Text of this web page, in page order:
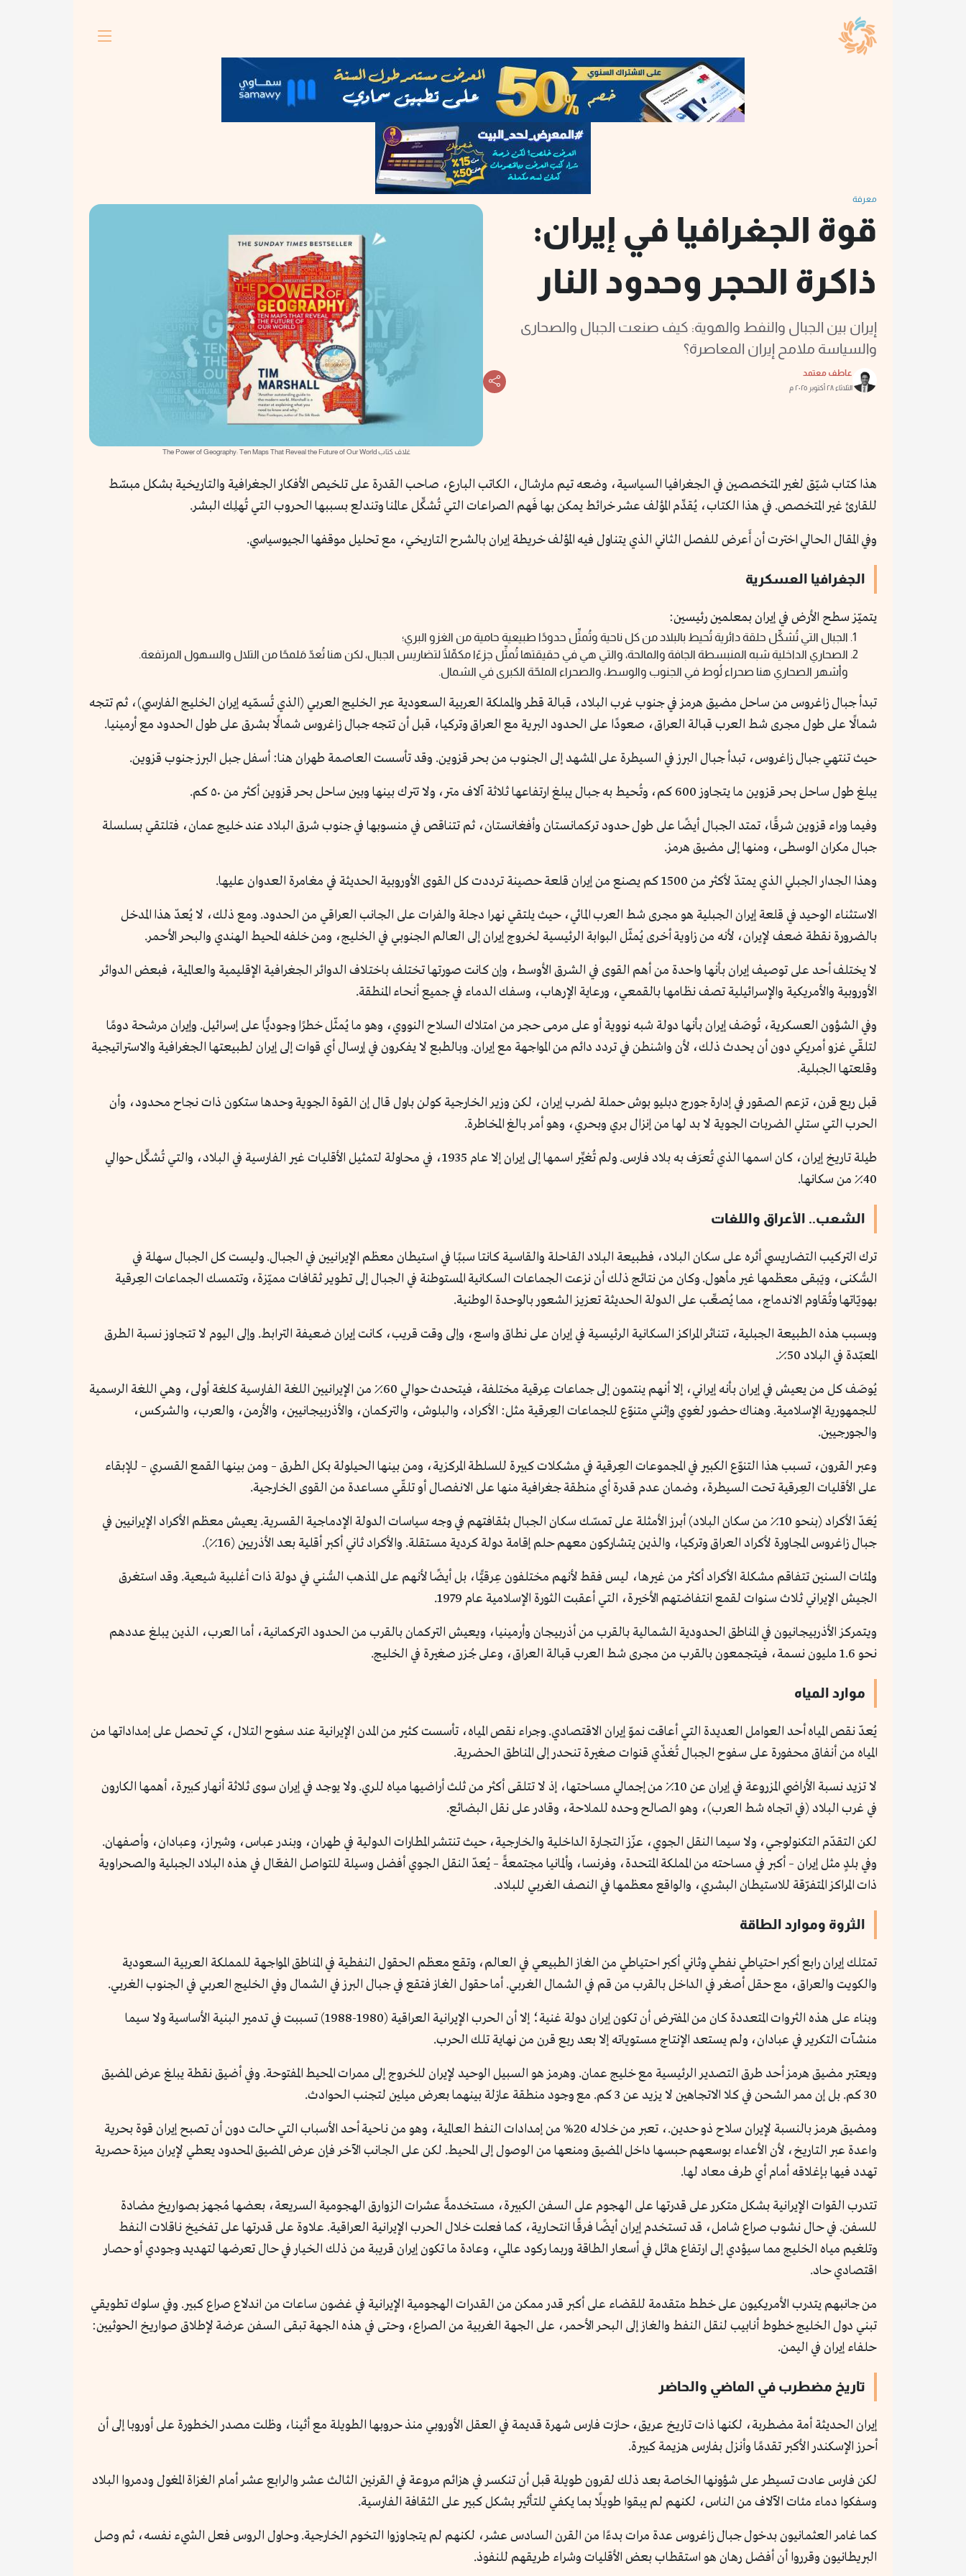
معرفة
قوة الجغرافيا في إيران:
ذاكرة الحجر وحدود النار
إيران بين الجبال والنفط والهوية: كيف صنعت الجبال والصحارى
والسياسة ملامح إيران المعاصرة؟
عاطف معتمد
الثلاثاء ٢٨ أكتوبر ٢٠٢٥ م
غلاف كتاب The Power of Geography: Ten Maps That Reveal the Future of Our World
هذا كتاب شيّق لغير المتخصصين في الجغرافيا السياسية، وضعه تيم مارشال، الكاتب البارع، صاحب القدرة على تلخيص الأفكار الجغرافية والتاريخية بشكل مبسّط
للقارئ غير المتخصص. في هذا الكتاب، يُقدِّم المؤلف عشر خرائط يمكن بها فَهم الصراعات التي تُشكِّل عالمنا وتندلع بسببها الحروب التي تُهلِك البشر.
وفي المقال الحالي اخترت أن أَعرض للفصل الثاني الذي يتناول فيه المؤلف خريطة إيران بالشرح التاريخي، مع تحليل موقفها الجيوسياسي.
الجغرافيا العسكرية
يتميّز سطح الأرض في إيران بمعلمين رئيسين:
الجبال التي تُشكِّل حلقة دائرية تُحيط بالبلاد من كل ناحية وتُمثِّل حدودًا طبيعية حامية من الغزو البري؛
الصحاري الداخلية شبه المنبسطة الجافة والمالحة، والتي هي في حقيقتها تُمثِّل جزءًا مكمِّلًا لتضاريس الجبال، لكن هنا تُعدّ مَلمحًا من التلال والسهول المرتفعة.
وأشهر الصحاري هنا صحراء لُوط في الجنوب والوسط، والصحراء الملحّة الكبرى في الشمال.
تبدأ جبال زاغروس من ساحل مضيق هرمز في جنوب غرب البلاد، قبالة قطر والمملكة العربية السعودية عبر الخليج العربي (الذي تُسمّيه إيران الخليج الفارسي)، ثم تتجه
شمالًا على طول مجرى شط العرب قبالة العراق، صعودًا على الحدود البرية مع العراق وتركيا، قبل أن تتجه جبال زاغروس شمالًا بشرق على طول الحدود مع أرمينيا.
حيث تنتهي جبال زاغروس، تبدأ جبال البرز في السيطرة على المشهد إلى الجنوب من بحر قزوين. وقد تأسست العاصمة طهران هنا: أسفل جبل البرز جنوب قزوين.
يبلغ طول ساحل بحر قزوين ما يتجاوز 600 كم، وتُحيط به جبال يبلغ ارتفاعها ثلاثة آلاف متر، ولا تترك بينها وبين ساحل بحر قزوين أكثر من ٥٠ كم.
وفيما وراء قزوين شرقًا، تمتد الجبال أيضًا على طول حدود تركمانستان وأفغانستان، ثم تتناقص في منسوبها في جنوب شرق البلاد عند خليج عمان، فتلتقي بسلسلة
جبال مكران الوسطى، ومنها إلى مضيق هرمز.
وهذا الجدار الجبلي الذي يمتدّ لأكثر من 1500 كم يصنع من إيران قلعة حصينة ترددت كل القوى الأوروبية الحديثة في مغامرة العدوان عليها.
الاستثناء الوحيد في قلعة إيران الجبلية هو مجرى شط العرب المائي، حيث يلتقي نهرا دجلة والفرات على الجانب العراقي من الحدود. ومع ذلك، لا يُعدّ هذا المدخل
بالضرورة نقطة ضعف لإيران، لأنه من زاوية أخرى يُمثّل البوابة الرئيسية لخروج إيران إلى العالم الجنوبي في الخليج، ومن خلفه المحيط الهندي والبحر الأحمر.
لا يختلف أحد على توصيف إيران بأنها واحدة من أهم القوى في الشرق الأوسط، وإن كانت صورتها تختلف باختلاف الدوائر الجغرافية الإقليمية والعالمية، فبعض الدوائر
الأوروبية والأمريكية والإسرائيلية تصف نظامها بالقمعي، ورعاية الإرهاب، وسفك الدماء في جميع أنحاء المنطقة.
وفي الشؤون العسكرية، تُوصَف إيران بأنها دولة شبه نووية أو على مرمى حجر من امتلاك السلاح النووي، وهو ما يُمثّل خطرًا وجوديًّا على إسرائيل. وإيران مرشحة دومًا
لتلقّي غزو أمريكي دون أن يحدث ذلك، لأن واشنطن في تردد دائم من المواجهة مع إيران. وبالطبع لا يفكرون في إرسال أي قوات إلى إيران لطبيعتها الجغرافية والاستراتيجية
وقلعتها الجبلية.
قبل ربع قرن، تزعم الصقور في إدارة جورج دبليو بوش حملة لضرب إيران، لكن وزير الخارجية كولن باول قال إن القوة الجوية وحدها ستكون ذات نجاح محدود، وأن
الحرب التي ستلي الضربات الجوية لا بد لها من إنزال بري وبحري، وهو أمر بالغ المخاطرة.
طيلة تاريخ إيران، كان اسمها الذي تُعرَف به بلاد فارس. ولم تُغيِّر اسمها إلى إيران إلا عام 1935، في محاولة لتمثيل الأقليات غير الفارسية في البلاد، والتي تُشكِّل حوالي
40٪ من سكانها.
الشعب.. الأعراق واللغات
ترك التركيب التضاريسي أثره على سكان البلاد، فطبيعة البلاد القاحلة والقاسية كانتا سببًا في استيطان معظم الإيرانيين في الجبال. وليست كل الجبال سهلة في
السُّكنى، ويَبقى معظمها غير مأهول. وكان من نتائج ذلك أن نزعت الجماعات السكانية المستوطنة في الجبال إلى تطوير ثقافات مميّزة، وتتمسك الجماعات العِرقية
بهويّاتها وتُقاوم الاندماج، مما يُصعِّب على الدولة الحديثة تعزيز الشعور بالوحدة الوطنية.
وبسبب هذه الطبيعة الجبلية، تتناثر المراكز السكانية الرئيسية في إيران على نطاق واسع، وإلى وقت قريب، كانت إيران ضعيفة الترابط. وإلى اليوم لا تتجاوز نسبة الطرق
المعبّدة في البلاد 50٪.
يُوصَف كل من يعيش في إيران بأنه إيراني، إلا أنهم ينتمون إلى جماعات عِرقية مختلفة، فيتحدث حوالي 60٪ من الإيرانيين اللغة الفارسية كلغة أولى، وهي اللغة الرسمية
للجمهورية الإسلامية. وهناك حضور لغوي وإثني متنوّع للجماعات العِرقية مثل: الأكراد، والبلوش، والتركمان، والأذربيجانيين، والأرمن، والعرب، والشركس،
والجورجيين.
وعبر القرون، تسبب هذا التنوّع الكبير في المجموعات العِرقية في مشكلات كبيرة للسلطة المركزية، ومن بينها الحيلولة بكل الطرق – ومن بينها القمع القسري – للإبقاء
على الأقليات العِرقية تحت السيطرة، وضمان عدم قدرة أي منطقة جغرافية منها على الانفصال أو تلقّي مساعدة من القوى الخارجية.
يُعَدّ الأكراد (بنحو 10٪ من سكان البلاد) أبرز الأمثلة على تمسّك سكان الجبال بثقافتهم في وجه سياسات الدولة الإدماجية القسرية. يعيش معظم الأكراد الإيرانيين في
جبال زاغروس المجاورة لأكراد العراق وتركيا، والذين يتشاركون معهم حلم إقامة دولة كردية مستقلة. والأكراد ثاني أكبر أقلية بعد الأذريين (16٪).
ولمئات السنين تتفاقم مشكلة الأكراد أكثر من غيرها، ليس فقط لأنهم مختلفون عِرقيًّا، بل أيضًا لأنهم على المذهب السُّني في دولة ذات أغلبية شيعية. وقد استغرق
الجيش الإيراني ثلاث سنوات لقمع انتفاضتهم الأخيرة، التي أعقبت الثورة الإسلامية عام 1979.
ويتمركز الأذربيجانيون في المناطق الحدودية الشمالية بالقرب من أذربيجان وأرمينيا، ويعيش التركمان بالقرب من الحدود التركمانية، أما العرب، الذين يبلغ عددهم
نحو 1.6 مليون نسمة، فيتجمعون بالقرب من مجرى شط العرب قبالة العراق، وعلى جُزر صغيرة في الخليج.
موارد المياه
يُعدّ نقص المياه أحد العوامل العديدة التي أعاقت نموّ إيران الاقتصادي. وجراء نقص المياه، تأسست كثير من المدن الإيرانية عند سفوح التلال، كي تحصل على إمداداتها من
المياه من أنفاق محفورة على سفوح الجبال تُغذّي قنوات صغيرة تنحدر إلى المناطق الحضرية.
لا تزيد نسبة الأراضي المزروعة في إيران عن 10٪ من إجمالي مساحتها، إذ لا تتلقى أكثر من ثلث أراضيها مياه للري. ولا يوجد في إيران سوى ثلاثة أنهار كبيرة، أهمها الكارون
في غرب البلاد (في اتجاه شط العرب)، وهو الصالح وحده للملاحة، وقادر على نقل البضائع.
لكن التقدّم التكنولوجي، ولا سيما النقل الجوي، عزّز التجارة الداخلية والخارجية، حيث تنتشر المطارات الدولية في طهران، وبندر عباس، وشيراز، وعبادان، وأصفهان.
وفي بلدٍ مثل إيران – أكبر في مساحته من المملكة المتحدة، وفرنسا، وألمانيا مجتمعةً – يُعدّ النقل الجوي أفضل وسيلة للتواصل الفعّال في هذه البلاد الجبلية والصحراوية
ذات المراكز المتفرّقة للاستيطان البشري، والواقع معظمها في النصف الغربي للبلاد.
الثروة وموارد الطاقة
تمتلك إيران رابع أكبر احتياطي نفطي وثاني أكبر احتياطي من الغاز الطبيعي في العالم، وتقع معظم الحقول النفطية في المناطق المواجهة للمملكة العربية السعودية
والكويت والعراق، مع حقل أصغر في الداخل بالقرب من قم في الشمال الغربي. أما حقول الغاز فتقع في جبال البرز في الشمال وفي الخليج العربي في الجنوب الغربي.
وبناء على هذه الثروات المتعددة كان من المفترض أن تكون إيران دولة غنية؛ إلا أن الحرب الإيرانية العراقية (1980-1988) تسببت في تدمير البنية الأساسية ولا سيما
منشآت التكرير في عبادان، ولم يستعد الإنتاج مستوياته إلا بعد ربع قرن من نهاية تلك الحرب.
ويعتبر مضيق هرمز أحد طرق التصدير الرئيسية مع خليج عمان. وهرمز هو السبيل الوحيد لإيران للخروج إلى ممرات المحيط المفتوحة. وفي أضيق نقطة يبلغ عرض المضيق
30 كم. بل إن ممر الشحن في كلا الاتجاهين لا يزيد عن 3 كم. مع وجود منطقة عازلة بينهما بعرض ميلين لتجنب الحوادث.
ومضيق هرمز بالنسبة لإيران سلاح ذو حدين.، تعبر من خلاله 20% من إمدادات النفط العالمية، وهو من ناحية أحد الأسباب التي حالت دون أن تصبح إيران قوة بحرية
واعدة عبر التاريخ، لأن الأعداء بوسعهم حبسها داخل المضيق ومنعها من الوصول إلى المحيط. لكن على الجانب الآخر فإن عرض المضيق المحدود يعطي لإيران ميزة حصرية
تهدد فيها بإغلاقه أمام أي طرف معاد لها.
تتدرب القوات الإيرانية بشكل متكرر على قدرتها على الهجوم على السفن الكبيرة، مستخدمةً عشرات الزوارق الهجومية السريعة، بعضها مُجهز بصواريخ مضادة
للسفن. في حال نشوب صراع شامل، قد تستخدم إيران أيضًا فرقًا انتحارية، كما فعلت خلال الحرب الإيرانية العراقية. علاوة على قدرتها على تفخيخ ناقلات النفط
وتلغيم مياه الخليج مما سيؤدي إلى ارتفاع هائل في أسعار الطاقة وربما ركود عالمي، وعادة ما تكون إيران قريبة من ذلك الخيار في حال تعرضها لتهديد وجودي أو حصار
اقتصادي حاد.
من جانبهم يتدرب الأمريكيون على خطط متقدمة للقضاء على أكبر قدر ممكن من القدرات الهجومية الإيرانية في غضون ساعات من اندلاع صراع كبير. وفي سلوك تطويقي
تبني دول الخليج خطوط أنابيب لنقل النفط والغاز إلى البحر الأحمر، على الجهة الغربية من الصراع، وحتى في هذه الجهة تبقى السفن عرضة لإطلاق صواريخ الحوثيين:
حلفاء إيران في اليمن.
تاريخ مضطرب في الماضي والحاضر
إيران الحديثة أمة مضطربة، لكنها ذات تاريخ عريق، حازت فارس شهرة قديمة في العقل الأوروبي منذ حروبها الطويلة مع أثينا، وظلت مصدر الخطورة على أوروبا إلى أن
أحرز الإسكندر الأكبر تقدمًا وأنزل بفارس هزيمة كبيرة.
لكن فارس عادت تسيطر على شؤونها الخاصة بعد ذلك لقرون طويلة قبل أن تنكسر في هزائم مروعة في القرنين الثالث عشر والرابع عشر أمام الغزاة المغول ودمروا البلاد
وسفكوا دماء مئات الآلاف من الناس، لكنهم لم يبقوا طويلًا بما يكفي للتأثير بشكل كبير على الثقافة الفارسية.
كما غامر العثمانيون بدخول جبال زاغروس عدة مرات بدءًا من القرن السادس عشر، لكنهم لم يتجاوزوا التخوم الخارجية. وحاول الروس فعل الشيء نفسه، ثم وصل
البريطانيون وقرروا أن أفضل رهان هو استقطاب بعض الأقليات وشراء طريقهم للنفوذ.